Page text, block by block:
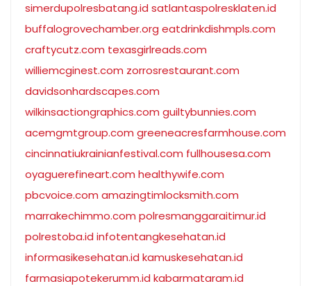
simerdupolresbatang.id satlantaspolresklaten.id
buffalogrovechamber.org eatdrinkdishmpls.com
craftycutz.com texasgirlreads.com
williemcginest.com zorrosrestaurant.com
davidsonhardscapes.com
wilkinsactiongraphics.com guiltybunnies.com
acemgmtgroup.com greeneacresfarmhouse.com
cincinnatiukrainianfestival.com fullhousesa.com
oyaguerefineart.com healthywife.com
pbcvoice.com amazingtimlocksmith.com
marrakechimmo.com polresmanggaraitimur.id
polrestoba.id infotentangkesehatan.id
informasikesehatan.id kamuskesehatan.id
farmasiapotekerumm.id kabarmataram.id